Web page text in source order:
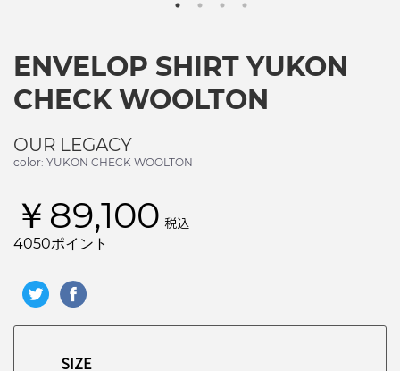
ENVELOP SHIRT YUKON
CHECK WOOLTON
OUR LEGACY
color: YUKON CHECK WOOLTON
￥89,100 税込
4050ポイント